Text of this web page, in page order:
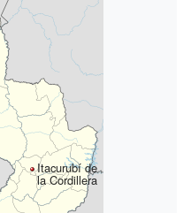
Itacurubí de
la Cordillera